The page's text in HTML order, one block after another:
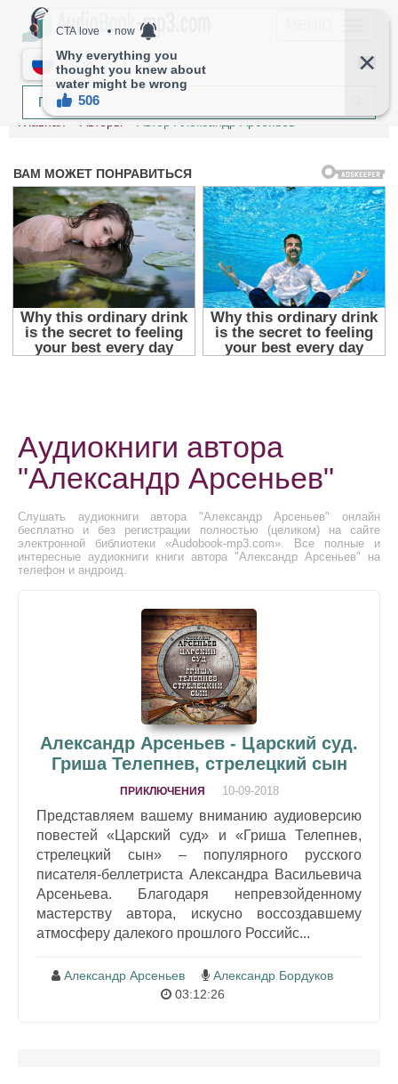
RU
Главная Авторы Автор Александр Арсеньев
Аудиокниги автора
"Александр Арсеньев"
Слушать аудиокниги автора "Александр Арсеньев" онлайн
бесплатно и без регистрации полностью (целиком) на сайте
электронной библиотеки «Audobook-mp3.com». Все полные и
интересные аудиокниги книги автора "Александр Арсеньев" на
телефон и андроид.
Александр Арсеньев - Царский суд.
Гриша Телепнев, стрелецкий сын
ПРИКЛЮЧЕНИЯ 10-09-2018
Представляем вашему вниманию аудиоверсию
повестей «Царский суд» и «Гриша Телепнев,
стрелецкий сын» – популярного русского
писателя-беллетриста Александра Васильевича
Арсеньева. Благодаря непревзойденному
мастерству автора, искусно воссоздавшему
атмосферу далекого прошлого Российс...
Александр Арсеньев
Александр Бордуков
03:12:26